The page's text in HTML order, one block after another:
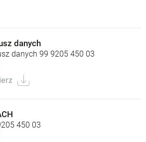
danych
danych 99 9205 450 03
450 03